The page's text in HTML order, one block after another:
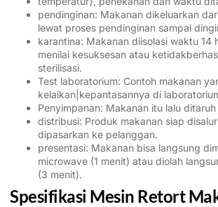
pendinginan: Makanan dikeluarkan
lewat proses pendinginan sampai
karantina: Makanan diisolasi waktu 14
menilai kesuksesan atau
sterilisasi.
Test laboratorium: Contoh makanan
kelaikan|kepantasannya di
Penyimpanan: Makanan itu lalu
distribusi: Produk makanan siap
dipasarkan ke pelanggan.
presentasi: Makanan bisa langsung
microwave (1 menit) atau diolah
(3 menit).
Spesifikasi Mesin Retort